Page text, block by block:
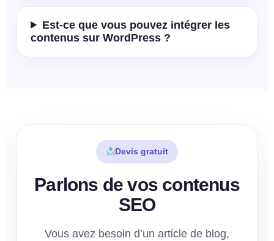
Est-ce que vous pouvez intégrer les
contenus sur WordPress ?
Devis gratuit
Parlons de vos contenus
SEO
Vous avez besoin d’un article de blog,